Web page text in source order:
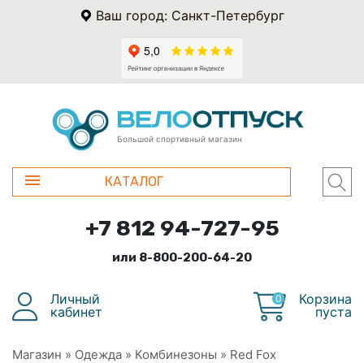
Ваш город: Санкт-Петербург
Большой спортивный магазин
КАТАЛОГ
+7 812 94-727-95
или 8-800-200-64-20
Личный
кабинет
0
Корзина
пуста
Магазин » Одежда » Комбинезоны » Red Fox